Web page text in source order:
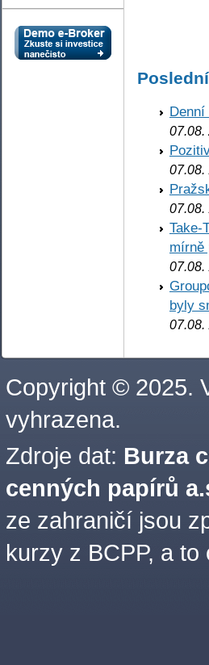
Denní
07.08.
07.08.
07.08.
Take-
mírně
07.08.
byly
07.08.
Copyright © 2025.
vyhrazena.
Zdroje dat: Burza
cenných papírů
ze zahraničí jsou
kurzy z BCPP, a to